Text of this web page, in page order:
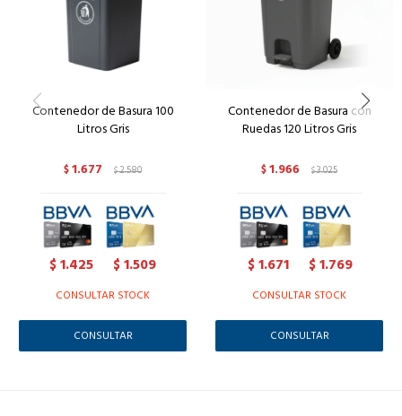
Contenedor de Basura 100
Litros Gris
$1.677 $2.580
$1.425 $1.509
CONSULTAR STOCK
CONSULTAR
Contenedor de Basura con
Ruedas 120 Litros Gris
$1.966 $3.025
$1.671 $1.769
CONSULTAR STOCK
CONSULTAR